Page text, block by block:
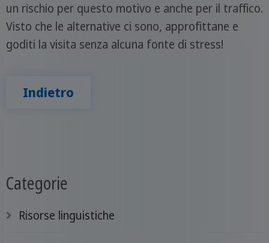
un rischio per questo motivo e anche per il traffico.
Visto che le alternative ci sono, approfittane e
goditi la visita senza alcuna fonte di stress!
Indietro
Categorie
Risorse linguistiche